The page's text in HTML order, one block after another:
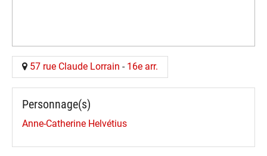
57 rue Claude Lorrain - 16e arr.
Personnage(s)
Anne-Catherine Helvétius